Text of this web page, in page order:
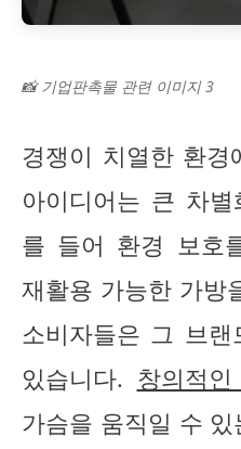
📸 기업판촉물 관련 이미지 3
경쟁이 치열한 환경
아이디어는 큰 차
를 들어 환경 보호
재활용 가능한 가방
소비자들은 그 브
있습니다. 창의적
가슴을 움직일 수